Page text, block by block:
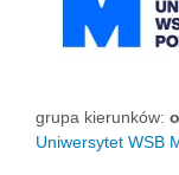
grupa kierunków:
Uniwersytet WSB